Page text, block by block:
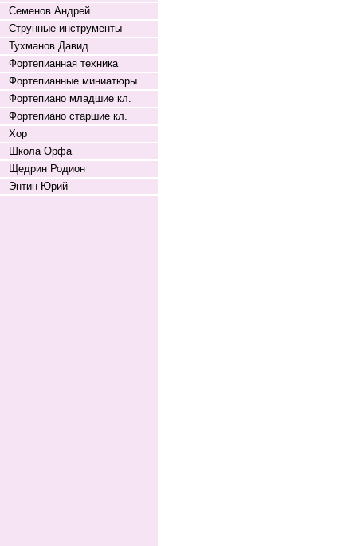
Семенов Андрей
Струнные инструменты
Тухманов Давид
Фортепианная техника
Фортепианные миниатюры
Фортепиано младшие кл.
Фортепиано старшие кл.
Хор
Школа Орфа
Щедрин Родион
Энтин Юрий